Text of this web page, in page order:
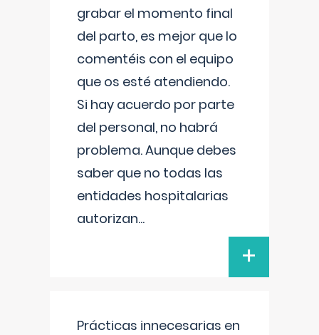
grabar el momento final
del parto, es mejor que lo
comentéis con el equipo
que os esté atendiendo.
Si hay acuerdo por parte
del personal, no habrá
problema. Aunque debes
saber que no todas las
entidades hospitalarias
autorizan...
+
Prácticas innecesarias en